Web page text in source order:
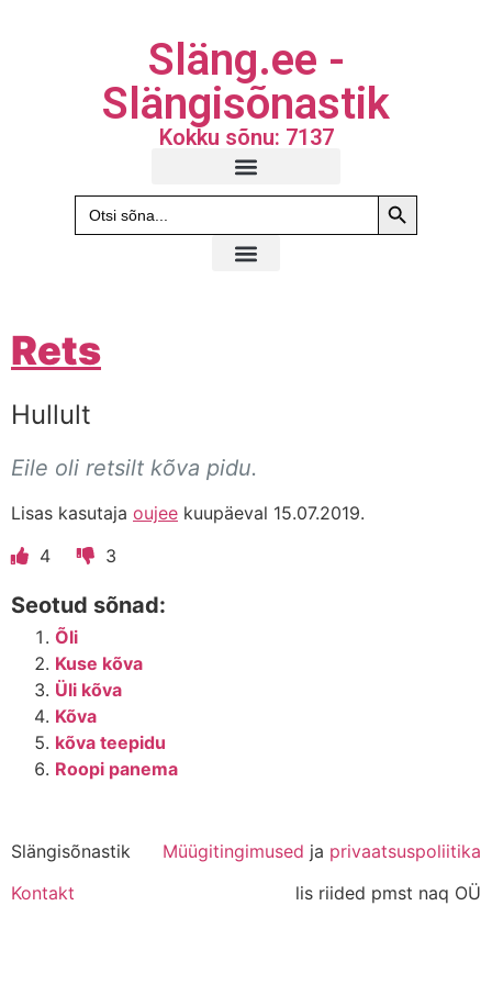
Släng.ee -
Slängisõnastik
Kokku sõnu: 7137
Search
for:
Search
Rets
Hullult
Eile oli retsilt kõva pidu.
Lisas kasutaja oujee kuupäeval 15.07.2019.
4
3
Seotud sõnad:
Õli
Kuse kõva
Üli kõva
Kõva
kõva teepidu
Roopi panema
Slängisõnastik Müügitingimused ja privaatsuspoliitika
Kontakt
lis riided pmst naq OÜ